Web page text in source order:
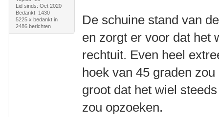
Lid sinds: Oct 2020
Bedankt: 1430
5225 x bedankt in
2486 berichten
De schuine stand van
en zorgt er voor dat het
rechtuit. Even heel
hoek van 45 graden
groot dat het wiel
zou opzoeken.